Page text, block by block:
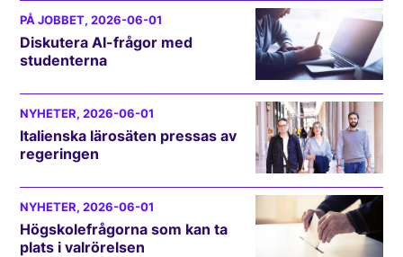
PÅ JOBBET, 2026-06-01
Diskutera AI-frågor med
studenterna
NYHETER, 2026-06-01
Italienska lärosäten pressas av
regeringen
NYHETER, 2026-06-01
Högskolefrågorna som kan ta
plats i valrörelsen